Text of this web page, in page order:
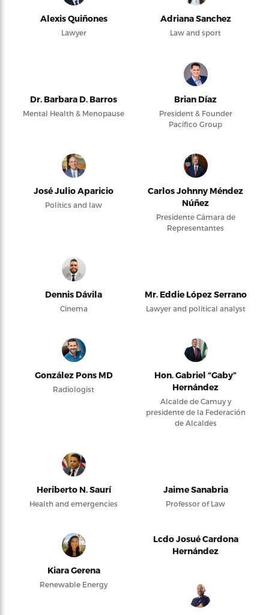
Alexis Quiñones
Lawyer
Adriana Sanchez
Law and sport
Dr. Barbara D. Barros
Mental Health & Menopause
Brian Díaz
President & Founder
Pacifico Group
José Julio Aparicio
Politics and law
Carlos Johnny Méndez
Núñez
Presidente Cámara de
Representantes
Dennis Dávila
Cinema
Mr. Eddie López Serrano
Lawyer and political analyst
González Pons MD
Radiologist
Hon. Gabriel “Gaby”
Hernández
Alcalde de Camuy y
presidente de la Federación
de Alcaldes
Heriberto N. Saurí
Health and emergencies
Jaime Sanabria
Professor of Law
Kiara Gerena
Renewable Energy
Lcdo Josué Cardona
Hernández